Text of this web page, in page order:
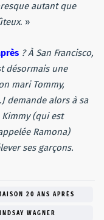
autant que
. »
? À San Francisco,
désormais une
mari Tommy,
demande alors à sa
(qui est
Ramona)
ses garçons.
20 ANS APRÈS
WAGNER